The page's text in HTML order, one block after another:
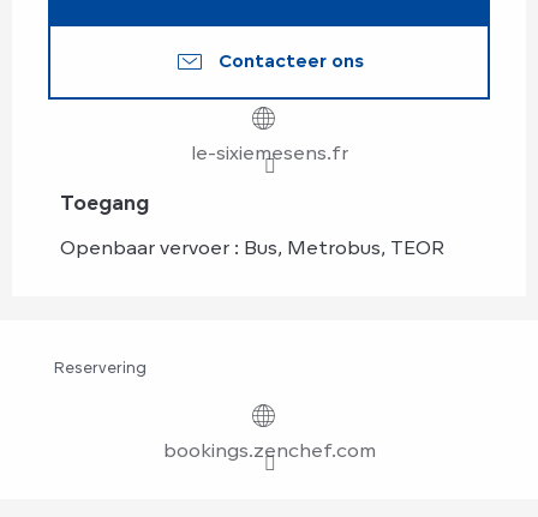
Contacteer ons
le-sixiemesens.fr
Toegang
Toegang
Openbaar vervoer : Bus, Metrobus, TEOR
Reservering
bookings.zenchef.com